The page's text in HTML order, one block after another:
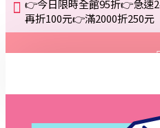
👉今日限時全館95折👉急速
再折100元👉滿2000折250元